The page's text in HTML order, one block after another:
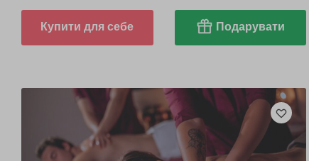
Купити для себе Подарувати